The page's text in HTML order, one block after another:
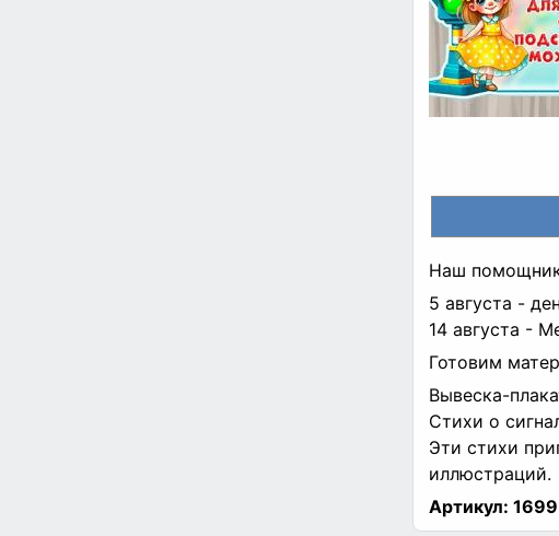
Наш
5 августа -
14 августа -
Готовим
Вывеска-
Стихи о
Эти стихи
иллюстраций.
Артикул: 1699